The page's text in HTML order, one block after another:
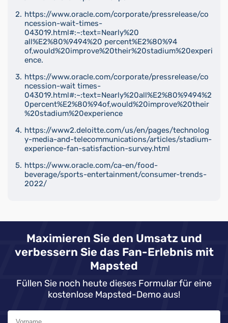
https://www.oracle.com/corporate/pressrelease/co
ncession-wait-times-
043019.html#:~:text=Nearly%20
all%E2%80%9494%20 percent%E2%80%94
of,would%20improve%20their%20stadium%20experi
ence.
https://www.oracle.com/corporate/pressrelease/co
ncession-wait times-
043019.html#:~:text=Nearly%20all%E2%80%9494%2
0percent%E2%80%94of,would%20improve%20their
%20stadium%20experience
https://www2.deloitte.com/us/en/pages/technolog
y-media-and-telecommunications/articles/stadium-
experience-fan-satisfaction-survey.html
https://www.oracle.com/ca-en/food-
beverage/sports-entertainment/consumer-trends-
2022/
Maximieren Sie den Umsatz und
verbessern Sie das Fan-Erlebnis mit
Mapsted
Füllen Sie noch heute dieses Formular für eine
kostenlose Mapsted-Demo aus!